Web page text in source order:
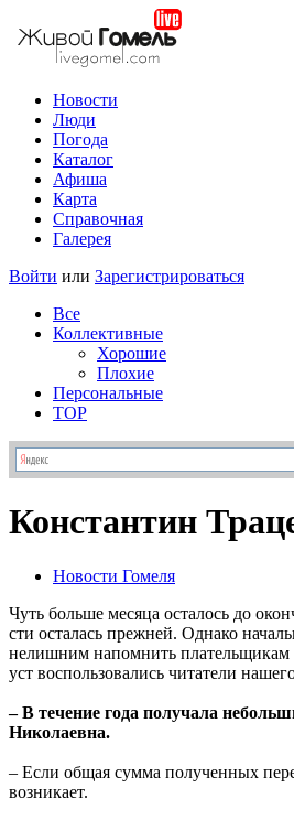
Новости
Люди
Погода
Каталог
Афиша
Карта
Справочная
Галерея
Войти или Зарегистрироваться
Все
Коллективные
Хорошие
Плохие
Персональные
TOP
Константин
Новости Гомеля
Чуть больше месяца осталось до
сти осталась прежней. Однако
нелишним напомнить плательщикам
уст воспользовались читатели
– В течение года получала
Ни­колаевна.
– Если общая сумма полученных
возникает.